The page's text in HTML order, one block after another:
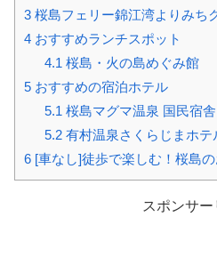
3 桜島フェリー錦江湾よりみち
4 おすすめランチスポット
4.1 桜島・火の島めぐみ館
5 おすすめの宿泊ホテル
5.1 桜島マグマ温泉 国民宿
5.2有村温泉さくらじまホテ
6 [車なし]徒歩で楽しむ！桜島
スポンサー